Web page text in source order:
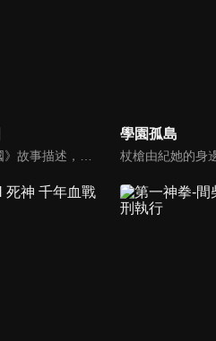
學園孤島